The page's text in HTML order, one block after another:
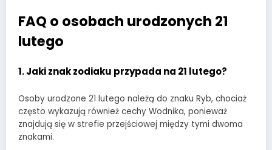
FAQ o osobach urodzonych 21
lutego
1. Jaki znak zodiaku przypada na 21 lutego?
Osoby urodzone 21 lutego należą do znaku Ryb, chociaż
często wykazują również cechy Wodnika, ponieważ
znajdują się w strefie przejściowej między tymi dwoma
znakami.